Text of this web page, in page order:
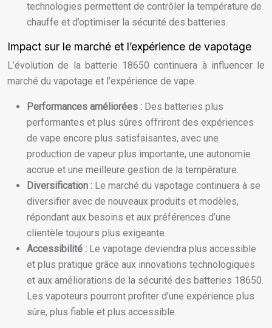
technologies permettent de contrôler la température de
chauffe et d’optimiser la sécurité des batteries.
Impact sur le marché et l’expérience de vapotage
L’évolution de la batterie 18650 continuera à influencer le
marché du vapotage et l’expérience de vape.
Performances améliorées : Des batteries plus
performantes et plus sûres offriront des expériences
de vape encore plus satisfaisantes, avec une
production de vapeur plus importante, une autonomie
accrue et une meilleure gestion de la température.
Diversification : Le marché du vapotage continuera à se
diversifier avec de nouveaux produits et modèles,
répondant aux besoins et aux préférences d’une
clientèle toujours plus exigeante.
Accessibilité : Le vapotage deviendra plus accessible
et plus pratique grâce aux innovations technologiques
et aux améliorations de la sécurité des batteries 18650.
Les vapoteurs pourront profiter d’une expérience plus
sûre, plus fiable et plus accessible.